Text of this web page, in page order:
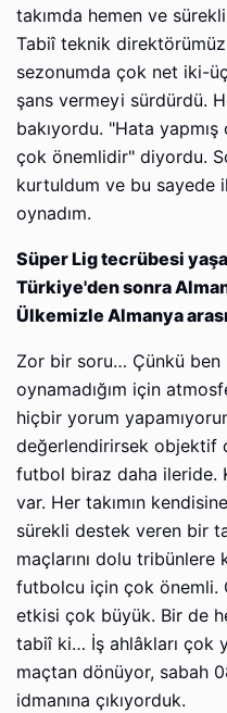
takımda hemen ve
Tabiî teknik
sezonumda çok net iki-
şans vermeyi sürdürdü.
bakıyordu. "Hata
çok önemlidir" diyordu.
kurtuldum ve bu sayede
oynadım.
Süper Lig tecrübesi
Türkiye'den sonra
Ülkemizle Almanya
Zor bir soru… Çünkü ben
oynamadığım için
hiçbir yorum
değerlendirirsek objektif
futbol biraz daha ileride.
var. Her takımın
sürekli destek veren bir
maçlarını dolu tribünlere
futbolcu için çok önemli.
etkisi çok büyük. Bir de
tabiî ki… İş ahlâkları çok
maçtan dönüyor, sabah
idmanına çıkıyorduk.